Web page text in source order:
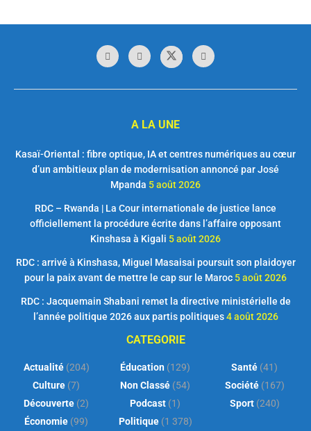
A LA UNE
Kasaï-Oriental : fibre optique, IA et centres numériques au cœur
d’un ambitieux plan de modernisation annoncé par José
Mpanda 5 août 2026
RDC – Rwanda | La Cour internationale de justice lance
officiellement la procédure écrite dans l’affaire opposant
Kinshasa à Kigali 5 août 2026
RDC : arrivé à Kinshasa, Miguel Masaisai poursuit son plaidoyer
pour la paix avant de mettre le cap sur le Maroc 5 août 2026
RDC : Jacquemain Shabani remet la directive ministérielle de
l’année politique 2026 aux partis politiques 4 août 2026
CATEGORIE
Actualité(204)
Culture (7)
Découverte (2)
Économie (99)
Éducation (129)
Non Classé (54)
Podcast (1)
Politique(1 378)
Santé (41)
Société(167)
Sport(240)